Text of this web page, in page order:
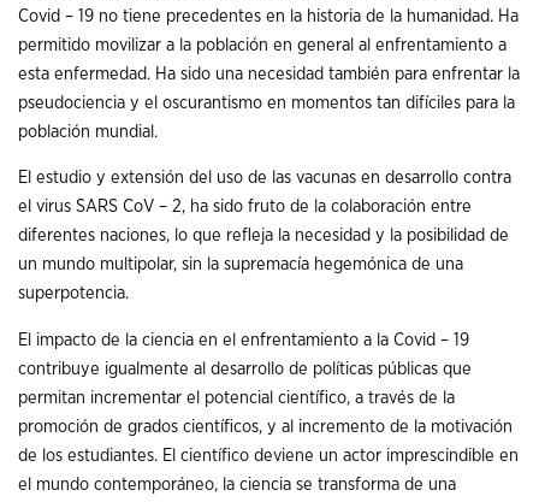
Covid – 19 no tiene precedentes en la historia de la humanidad. Ha
permitido movilizar a la población en general al enfrentamiento a
esta enfermedad. Ha sido una necesidad también para enfrentar la
pseudociencia y el oscurantismo en momentos tan difíciles para la
población mundial.
El estudio y extensión del uso de las vacunas en desarrollo contra
el virus SARS CoV – 2, ha sido fruto de la colaboración entre
diferentes naciones, lo que refleja la necesidad y la posibilidad de
un mundo multipolar, sin la supremacía hegemónica de una
superpotencia.
El impacto de la ciencia en el enfrentamiento a la Covid – 19
contribuye igualmente al desarrollo de políticas públicas que
permitan incrementar el potencial científico, a través de la
promoción de grados científicos, y al incremento de la motivación
de los estudiantes. El científico deviene un actor imprescindible en
el mundo contemporáneo, la ciencia se transforma de una